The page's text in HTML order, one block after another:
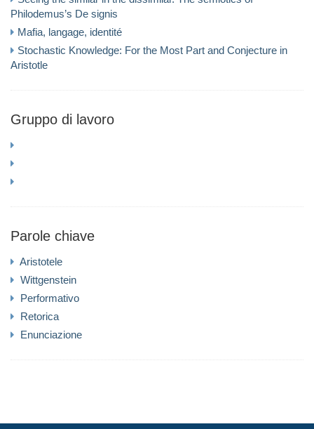
Philodemus’s De signis
Mafia, langage, identité
Stochastic Knowledge: For the Most Part and Conjecture in
Aristotle
Gruppo di lavoro
Parole chiave
Aristotele
Wittgenstein
Performativo
Retorica
Enunciazione